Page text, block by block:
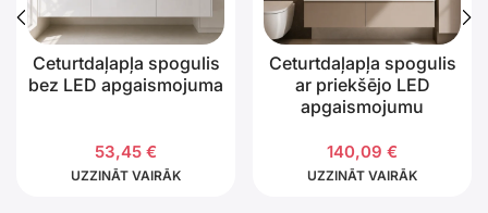
Ceturtdaļapļa spogulis
bez LED apgaismojuma
53,45 €
UZZINĀT VAIRĀK
Ceturtdaļapļa spogulis
ar priekšējo LED
apgaismojumu
140,09 €
UZZINĀT VAIRĀK